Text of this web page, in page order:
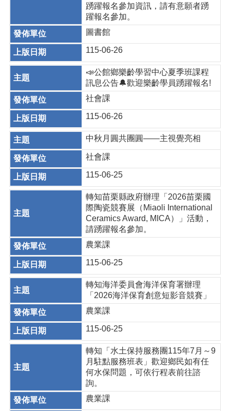
踴躍報名參加資訊，請有意願者踴
躍報名參加。
圖書館
115-06-26
📣公館鄉樂齡學習中心夏季班課程
訊息公告🔔歡迎樂齡學員踴躍報名!
社會課
115-06-26
中秋月圓共團圓——主視覺亮相
社會課
115-06-25
轉知苗栗縣政府辦理「2026苗栗國
際陶瓷競賽展（Miaoli International
Ceramics Award, MICA）」活動，
請踴躍報名參加。
農業課
115-06-25
轉知海洋委員會海洋保育署辦理
「2026海洋保育創意短影音競賽」
農業課
115-06-25
轉知「水土保持服務團115年7月～9
月駐點服務班表」歡迎鄉民如有任
何水保問題，可依行程表前往諮
詢。
農業課